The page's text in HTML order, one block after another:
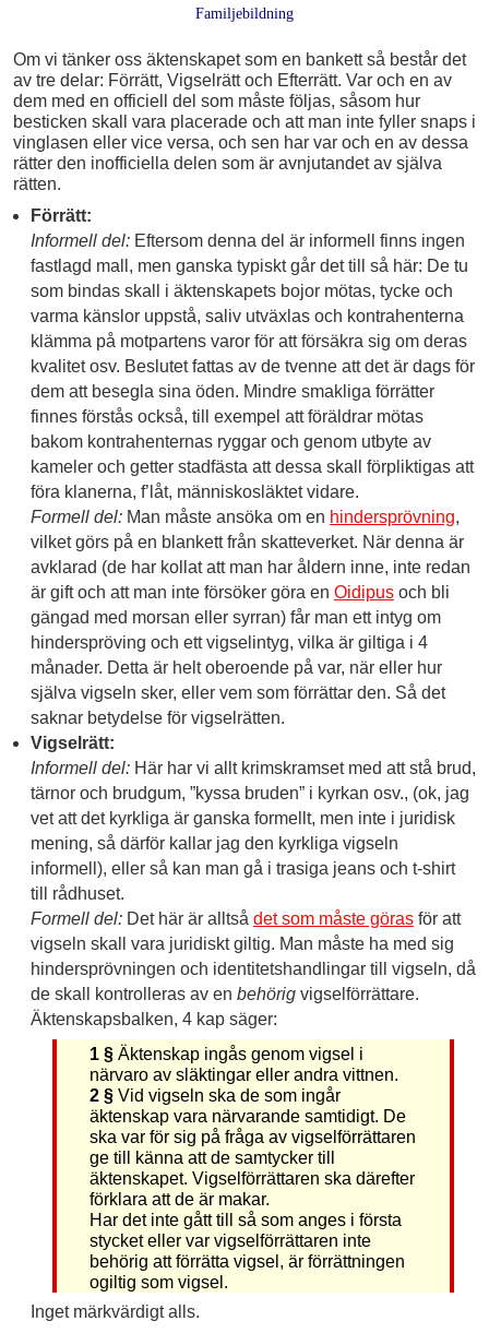
Familjebildning
Om vi tänker oss äktenskapet som en bankett så består det
av tre delar: Förrätt, Vigselrätt och Efterrätt. Var och en av
dem med en officiell del som måste följas, såsom hur
besticken skall vara placerade och att man inte fyller snaps i
vinglasen eller vice versa, och sen har var och en av dessa
rätter den inofficiella delen som är avnjutandet av själva
rätten.
Förrätt:
Informell del:Eftersom denna del är informell finns ingen
fastlagd mall, men ganska typiskt går det till så här: De tu
som bindas skall i äktenskapets bojor mötas, tycke och
varma känslor uppstå, saliv utväxlas och kontrahenterna
klämma på motpartens varor för att försäkra sig om deras
kvalitet osv. Beslutet fattas av de tvenne att det är dags för
dem att besegla sina öden. Mindre smakliga förrätter
finnes förstås också, till exempel att föräldrar mötas
bakom kontrahenternas ryggar och genom utbyte av
kameler och getter stadfästa att dessa skall förpliktigas att
föra klanerna, f’låt, människosläktet vidare.
Formell del:Man måste ansöka om en hindersprövning,
vilket görs på en blankett från skatteverket. När denna är
avklarad (de har kollat att man har åldern inne, inte redan
är gift och att man inte försöker göra en Oidipusoch bli
gängad med morsan eller syrran) får man ett intyg om
hinderspröving och ett vigselintyg, vilka är giltiga i 4
månader. Detta är helt oberoende på var, när eller hur
själva vigseln sker, eller vem som förrättar den. Så det
saknar betydelse för vigselrätten.
Vigselrätt:
Informell del:Här har vi allt krimskramset med att stå brud,
tärnor och brudgum, ”kyssa bruden” i kyrkan osv., (ok, jag
vet att det kyrkliga är ganska formellt, men inte i juridisk
mening, så därför kallar jag den kyrkliga vigseln
informell), eller så kan man gå i trasiga jeans och t-shirt
till rådhuset.
Formell del:Det här är alltså det som måste görasför att
vigseln skall vara juridiskt giltig. Man måste ha med sig
hindersprövningen och identitetshandlingar till vigseln, då
de skall kontrolleras av en behörigvigselförrättare.
Äktenskapsbalken, 4 kap säger:
1 §Äktenskap ingås genom vigsel i
närvaro av släktingar eller andra vittnen.
2 §Vid vigseln ska de som ingår
äktenskap vara närvarande samtidigt. De
ska var för sig på fråga av vigselförrättaren
ge till känna att de samtycker till
äktenskapet. Vigselförrättaren ska därefter
förklara att de är makar.
Har det inte gått till så som anges i första
stycket eller var vigselförrättaren inte
behörig att förrätta vigsel, är förrättningen
ogiltig som vigsel.
Inget märkvärdigt alls.